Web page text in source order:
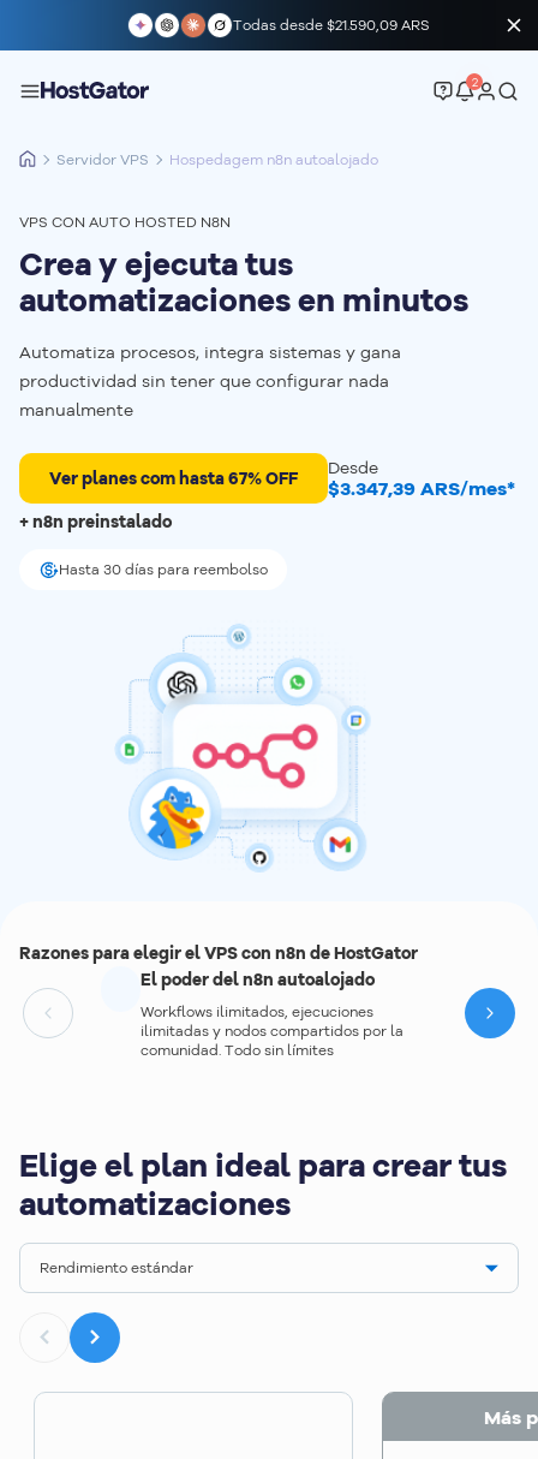
Todas desde $21.590,09 ARS
2
Servidor VPS Hospedagem n8n autoalojado
VPS CON AUTO HOSTED N8N
Crea y ejecuta tus
automatizaciones en minutos
Automatiza procesos, integra sistemas y gana
productividad sin tener que configurar nada
manualmente
Ver planes com hasta 67% OFF Desde
$3.347,39 ARS/mes*
+ n8n preinstalado
Hasta 30 días para reembolso
Razones para elegir el VPS con n8n de HostGator
El poder del n8n autoalojado
Workflows ilimitados, ejecuciones
ilimitadas y nodos compartidos por la
comunidad. Todo sin límites
Next
Elige el plan ideal para crear tus
automatizaciones
Rendimiento estándar
Más